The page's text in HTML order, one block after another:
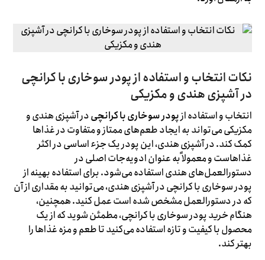
نکات انتخاب و استفاده از پودر سوخاری با کرانچی
در آشپزی هندی و مکزیکی
انتخاب و استفاده ازپودر سوخاری با کرانچیدر آشپزی هندی و
مکزیکی می‌تواند به ایجاد طعم‌های ممتاز و متفاوت در غذاها
کمک کند. در آشپزی هندی، این پودر یک جزء اساسی در اکثر
غذاهاست و معمولاً به عنوان ادویه‌جات اصلی در
دستورالعمل‌های هندی استفاده می‌شود. برای استفاده بهینه از
پودر سوخاری با کرانچی در آشپزی هندی، می‌توانید به مقداری از آن
که در دستورالعمل مشخص شده است عمل کنید. همچنین،
هنگام خرید پودر سوخاری با کرانچی، مطمئن شوید که از یک
محصول با کیفیت و تازه استفاده می‌کنید تا طعم و مزه غذاها را
بهتر کند.